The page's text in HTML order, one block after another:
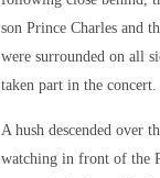
son Prince Charles and
were surrounded on all
taken part in the concert.
A hush descended over
watching in front of the